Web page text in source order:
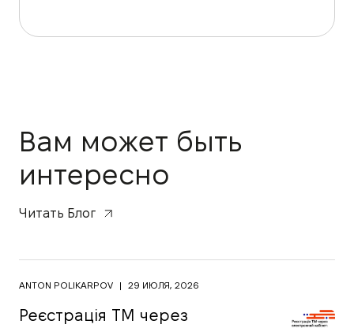
Вам может быть
интересно
Читать Блог
ANTON POLIKARPOV | 29 ИЮЛЯ, 2026
Реєстрація ТМ через